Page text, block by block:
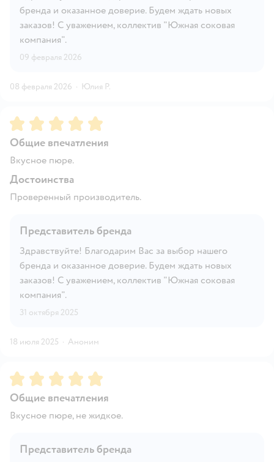
бренда и оказанное доверие. Будем ждать новых
заказов! С уважением, коллектив "Южная соковая
компания".
09 февраля 2026
08 февраля 2026 · Юлия Р.
Рейтинг:5
Общие впечатления
Вкусное пюре.
Достоинства
Проверенный производитель.
Представитель бренда
Здравствуйте! Благодарим Вас за выбор нашего
бренда и оказанное доверие. Будем ждать новых
заказов! С уважением, коллектив "Южная соковая
компания".
31 октября 2025
18 июля 2025 · Аноним
Рейтинг:5
Общие впечатления
Вкусное пюре, не жидкое.
Представитель бренда